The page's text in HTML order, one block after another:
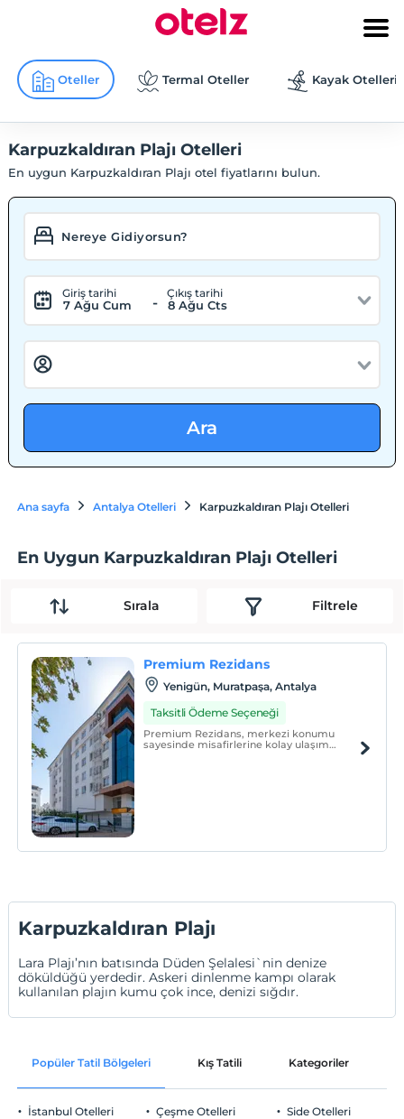
Oteller Termal Oteller Kayak Otelleri
Karpuzkaldıran Plajı Otelleri
En uygun Karpuzkaldıran Plajı otel fiyatlarını bulun.
Giriş tarihi
7 Ağu Cum -
Çıkış tarihi
8 Ağu Cts
Ara
Ana sayfa Antalya Otelleri Karpuzkaldıran Plajı Otelleri
En Uygun Karpuzkaldıran Plajı Otelleri
Sırala Filtrele
Premium Rezidans
Yenigün, Muratpaşa, Antalya
Taksitli Ödeme Seçeneği
Premium Rezidans, merkezi konumu
sayesinde misafirlerine kolay ulaşım
Karpuzkaldıran Plajı
Lara Plajı’nın batısında Düden Şelalesi`nin denize
döküldüğü yerdedir. Askeri dinlenme kampı olarak
kullanılan plajın kumu çok ince, denizi sığdır.
Popüler Tatil Bölgeleri Kış Tatili Kategoriler
İstanbul Otelleri Çeşme Otelleri Side Otelleri